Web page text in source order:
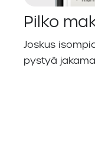
Pilko
Joskus
pystyä